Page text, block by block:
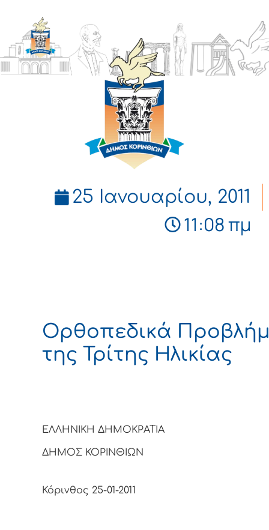
ΔΗΜΟΣ
ΚΟΡΙΝΘΙΩΝ
25 Ιανουαρίου, 2011
11:08 πμ
Ορθοπεδικά
της Τρίτης Ηλικίας
ΕΛΛΗΝΙΚΗ ΔΗΜΟΚΡΑΤΙΑ
ΔΗΜΟΣ ΚΟΡΙΝΘΙΩΝ
Κόρινθος 25-01-2011